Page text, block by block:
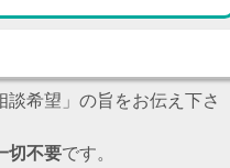
希望」の旨をお伝え下さ
切不要です。